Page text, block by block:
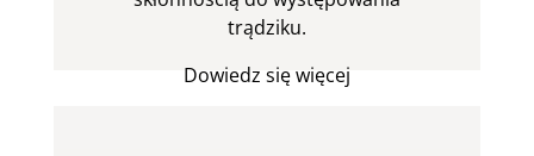
trądziku.
Dowiedz się więcej